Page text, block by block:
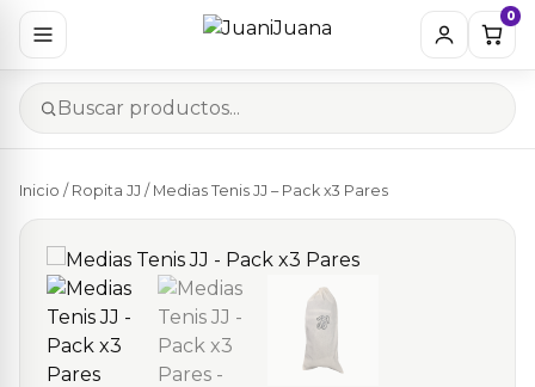
0
Inicio / Ropita JJ / Medias Tenis JJ – Pack x3 Pares